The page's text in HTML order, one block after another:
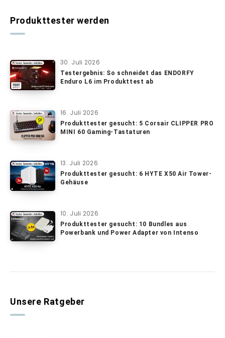
Produkttester werden
30. Juli 2026
Testergebnis: So schneidet das ENDORFY
Enduro L6 im Produkttest ab
16. Juli 2026
Produkttester gesucht: 5 Corsair CLIPPER PRO
MINI 60 Gaming-Tastaturen
13. Juli 2026
Produkttester gesucht: 6 HYTE X50 Air Tower-
Gehäuse
10. Juli 2026
Produkttester gesucht: 10 Bundles aus
Powerbank und Power Adapter von Intenso
Unsere Ratgeber